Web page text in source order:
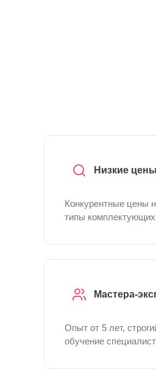
Низкие цены
Конкурентные цены
типы комплектующих
Мастера-
Опыт от 5 лет,
обучение